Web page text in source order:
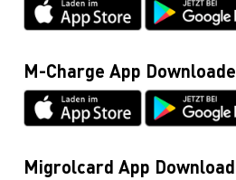
Datenblätter & Anleitungen
Cumulus-Infoline
Allgemeine Anfragen / Rund ums
044 495 11 11
M-Charge App
Migrolcard App